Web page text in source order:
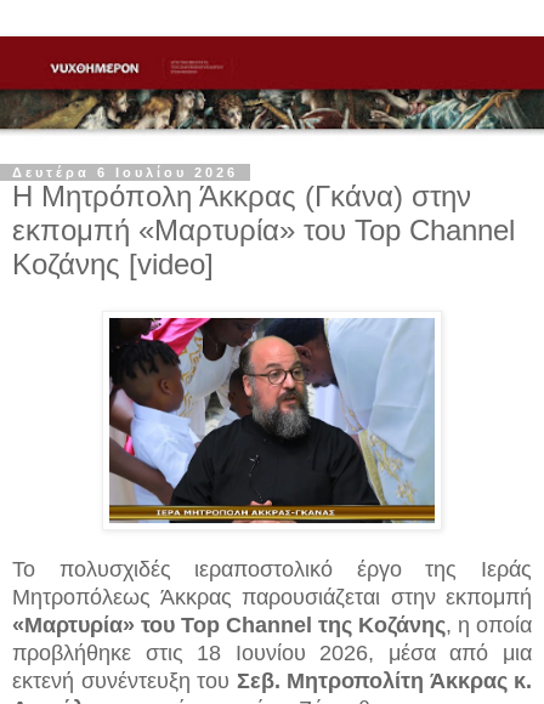
Δευτέρα 6 Ιουλίου 2026
Η Μητρόπολη Άκκρας (Γκάνα) στην
εκπομπή «Μαρτυρία» του Top Channel
Κοζάνης [video]
Το πολυσχιδές ιεραποστολικό έργο της Ιεράς
Μητροπόλεως Άκκρας παρουσιάζεται στην εκπομπή
«Μαρτυρία» του Top Channel της Κοζάνης, η οποία
προβλήθηκε στις 18 Ιουνίου 2026, μέσα από μια
εκτενή συνέντευξη του Σεβ. Μητροπολίτη Άκκρας κ.